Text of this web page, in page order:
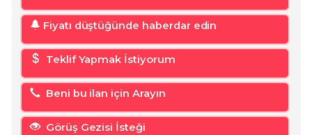
Fiyatı düştüğünde haberdar edin
Teklif Yapmak İstiyorum
Beni bu ilan için Arayın
Görüş Gezisi İsteği